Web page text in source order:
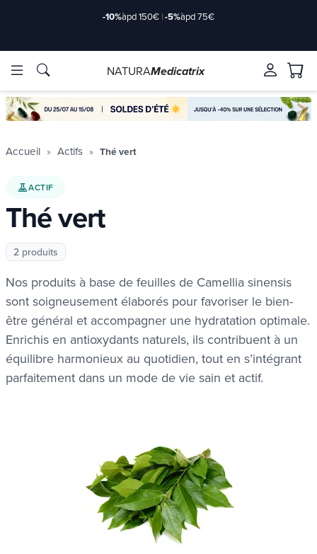
Marques
-10%àpd 150€ |-5%àpd 75€
Marques
NATURAMedicatrix
Accueil Actifs Thé vert
ACTIF
Thé vert
2 produits
Nos produits à base de feuilles de Camellia sinensis
sont soigneusement élaborés pour favoriser le bien-
être général et accompagner une hydratation optimale.
Enrichis en antioxydants naturels, ils contribuent à un
équilibre harmonieux au quotidien, tout en s’intégrant
parfaitement dans un mode de vie sain et actif.